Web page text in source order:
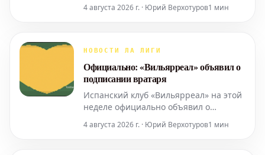
Гонсало Гарсия завершил свое
покинуть столицу Испании в летнее
Альваро Арбелоа выразил желание
воссо
4 августа 2026 г. · Юрий Верхотуров1 мин
НОВОСТИ ЛА ЛИГИ
Официально: «Вильярреал» объявил о
подписании вратаря
Испанский клуб «Вильярреал» на этой
неделе официально объявил о
пополнении своих рядов на позиции
вратаря. Достигнуто соглашение с «РБ
4 августа 2026 г. · Юрий Верхотуров1 мин